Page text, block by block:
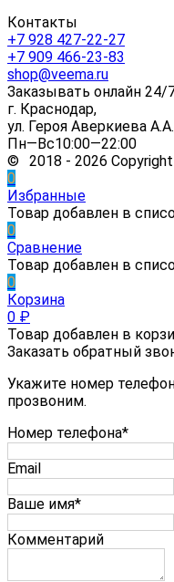
Контакты
+7 928 427-22-27
+7 909 466-23-83
shop@veema.ru
Заказывать онлайн 24/
г. Краснодар,
ул. Героя Аверкиева
Пн—Вс10:00—22:00
© 2018 - 2026 Copyright
0
Избранные
Товар добавлен в
0
Сравнение
Товар добавлен в
0
Корзина
0 ₽
Товар добавлен в
Заказать обратный
Укажите номер
прозвоним.
Номер телефона*
Email
Ваше имя*
Комментарий